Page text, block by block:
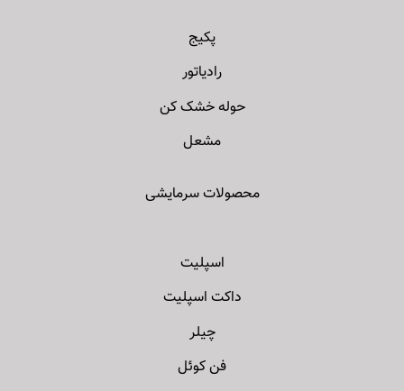
پکیج
رادیاتور
حوله خشک کن
مشعل
محصولات سرمایشی
اسپلیت
داکت اسپلیت
چیلر
فن کوئل